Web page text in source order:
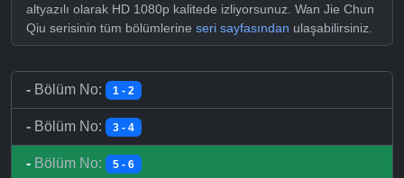
altyazılı olarak HD 1080p kalitede izliyorsunuz. Wan Jie Chun
Qiu serisinin tüm bölümlerine seri sayfasından ulaşabilirsiniz.
- Bölüm No: 1 - 2
- Bölüm No: 3 - 4
- Bölüm No: 5 - 6